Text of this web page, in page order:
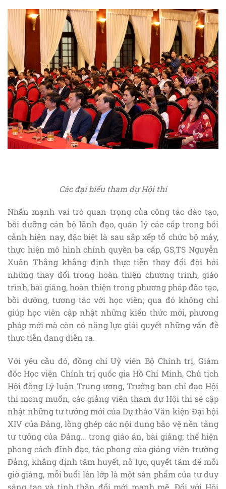
Các đại biểu tham dự Hội thi
Nhấn mạnh vai trò quan trọng của công tác đào tạo,
bồi dưỡng cán bộ lãnh đạo, quản lý các cấp trong bối
cảnh hiện nay, đặc biệt là sau sắp xếp tổ chức bộ máy,
thực hiện mô hình chính quyền ba cấp, GS,TS Nguyễn
Xuân Thắng khẳng định thực tiễn thay đổi đòi hỏi
những thay đổi trong hoàn thiện chương trình, giáo
trình, bài giảng, hoàn thiện trong phương pháp đào tạo,
bồi dưỡng, tương tác với học viên; qua đó không chỉ
giúp học viên cập nhật những kiến thức mới, phương
pháp mới mà còn có năng lực giải quyết những vấn đề
thực tiễn đang diễn ra.
Với yêu cầu đó, đồng chí Uỷ viên Bộ Chính trị, Giám
đốc Học viện Chính trị quốc gia Hồ Chí Minh, Chủ tịch
Hội đồng Lý luận Trung ương, Trưởng ban chỉ đạo Hội
thi mong muốn, các giảng viên tham dự Hội thi sẽ cập
nhật những tư tưởng mới của Dự thảo Văn kiện Đại hội
XIV của Đảng, lồng ghép các nội dung bảo vệ nền tảng
tư tưởng của Đảng… trong giáo án, bài giảng; thể hiện
phong cách đĩnh đạc, tác phong của giảng viên trường
Đảng, khẳng định tâm huyết, nỗ lực, quyết tâm để mỗi
giờ giảng, mỗi buổi lên lớp là một sản phẩm của tư duy
sáng tạo và tinh thần đổi mới mạnh mẽ. Đối với Hội